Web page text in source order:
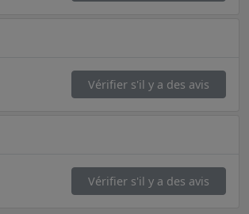
Vérifier s'il y a des avis
Vérifier s'il y a des avis